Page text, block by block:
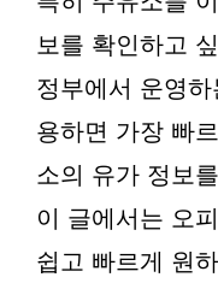
보를 확인하고
정부에서 운영하
용하면 가장 빠
소의 유가 정보
이 글에서는 오
쉽고 빠르게 원